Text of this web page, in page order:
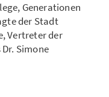
Generationen
der Stadt
Vertreter der
Simone